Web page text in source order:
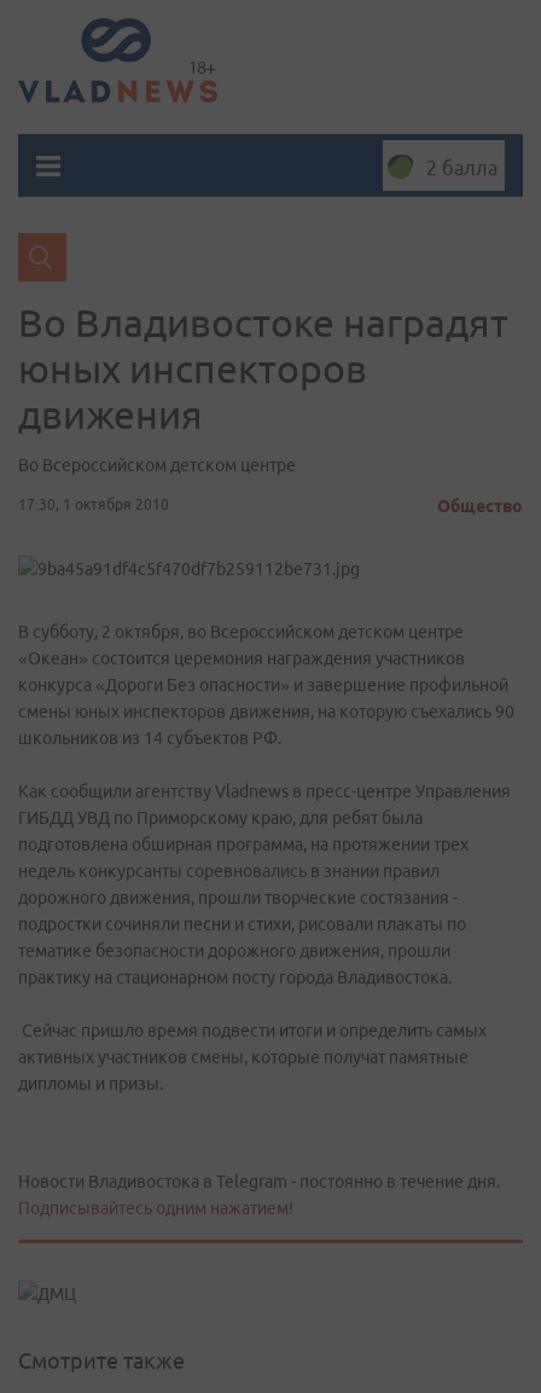
2 балла
Во Владивостоке наградят
юных инспекторов
движения
Во Всероссийском детском центре
17:30, 1 октября 2010 Общество
В субботу, 2 октября, во Всероссийском детском центре
«Океан» состоится церемония награждения участников
конкурса «Дороги Без опасности» и завершение профильной
смены юных инспекторов движения, на которую съехались 90
школьников из 14 субъектов РФ.
Как сообщили агентству Vladnews в пресс-центре Управления
ГИБДД УВД по Приморскому краю, для ребят была
подготовлена обширная программа, на протяжении трех
недель конкурсанты соревновались в знании правил
дорожного движения, прошли творческие состязания -
подростки сочиняли песни и стихи, рисовали плакаты по
тематике безопасности дорожного движения, прошли
практику на стационарном посту города Владивостока.
Сейчас пришло время подвести итоги и определить самых
активных участников смены, которые получат памятные
дипломы и призы.
Новости Владивостока в Telegram - постоянно в течение дня.
Подписывайтесь одним нажатием!
Смотрите также